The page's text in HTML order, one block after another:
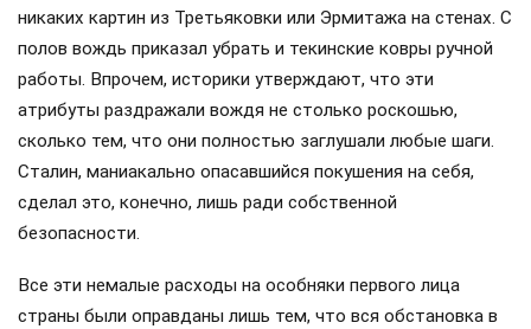
никаких картин из Третьяковки или Эрмитажа на стенах. С
полов вождь приказал убрать и текинские ковры ручной
работы. Впрочем, историки утверждают, что эти
атрибуты раздражали вождя не столько роскошью,
сколько тем, что они полностью заглушали любые шаги.
Сталин, маниакально опасавшийся покушения на себя,
сделал это, конечно, лишь ради собственной
безопасности.
Все эти немалые расходы на особняки первого лица
страны были оправданы лишь тем, что вся обстановка в